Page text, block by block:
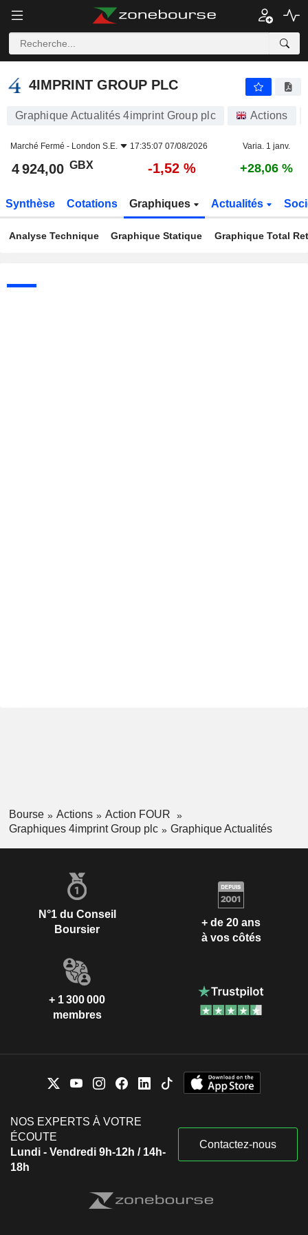
4IMPRINT GROUP PLC
4IMPRINT GROUP PLC
Graphique Actualités 4imprint Group plc Actions
Marché Fermé - London S.E. 17:35:07 07/08/2026 Varia. 1 janv.
4 924,00 GBX -1,52 % +28,06 %
Synthèse Cotations Graphiques Actualités
Analyse Technique Graphique Statique Graphique Total
Bourse Actions
Action FOUR
Graphiques 4imprint Group plc
Graphique Actualités
N°1 du Conseil
Boursier
+ de 20 ans
à vos côtés
+ 1 300 000
membres
NOS EXPERTS À VOTRE
ÉCOUTE
Lundi - Vendredi 9h-12h / 14h-
18h
Contactez-nous